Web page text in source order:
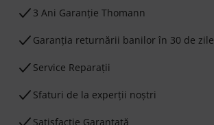
3 Ani Garanție Thomann
Garanţia returnării banilor în 30 de zile
Service Reparații
Sfaturi de la experții noștri
Satisfacție Garantată